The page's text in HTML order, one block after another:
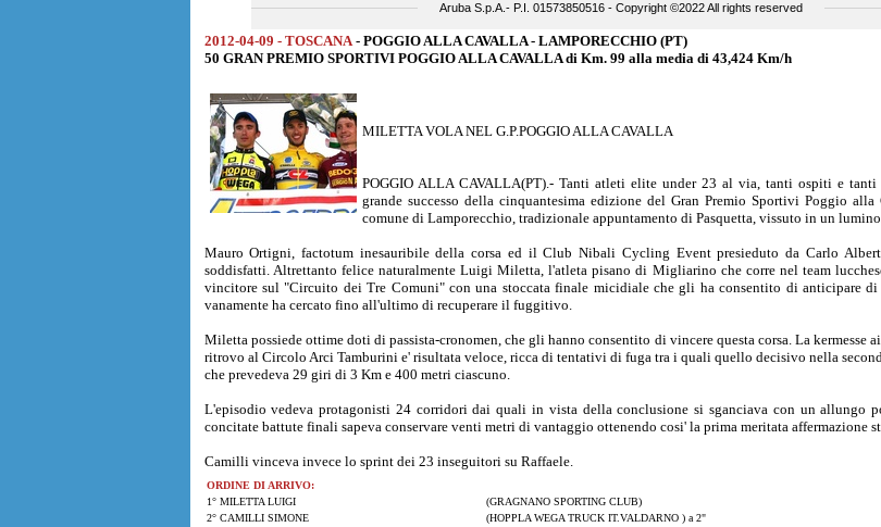
2012-04-09 - TOSCANA - POGGIO ALLA CAVALLA - LAMPORECCHIO (PT)
50 GRAN PREMIO SPORTIVI POGGIO ALLA CAVALLA di Km. 99 alla media di 43,424 Km/h
MILETTA VOLA NEL G.P.POGGIO ALLA CAVALLA
POGGIO ALLA CAVALLA(PT).- Tanti atleti elite under 23 al via, tanti ospiti e
grande successo della cinquantesima edizione del Gran Premio Sportivi Poggio
comune di Lamporecchio, tradizionale appuntamento di Pasquetta, vissuto in un
Mauro Ortigni, factotum inesauribile della corsa ed il Club Nibali Cycling Event presieduto da Carlo
soddisfatti. Altrettanto felice naturalmente Luigi Miletta, l'atleta pisano di Migliarino che corre nel team
vincitore sul "Circuito dei Tre Comuni" con una stoccata finale micidiale che gli ha consentito di anticipare
vanamente ha cercato fino all'ultimo di recuperare il fuggitivo.
Miletta possiede ottime doti di passista-cronomen, che gli hanno consentito di vincere questa corsa. La kermesse
ritrovo al Circolo Arci Tamburini e' risultata veloce, ricca di tentativi di fuga tra i quali quello decisivo nella
che prevedeva 29 giri di 3 Km e 400 metri ciascuno.
L'episodio vedeva protagonisti 24 corridori dai quali in vista della conclusione si sganciava con un allungo
concitate battute finali sapeva conservare venti metri di vantaggio ottenendo cosi' la prima meritata affermazione
Camilli vinceva invece lo sprint dei 23 inseguitori su Raffaele.
ORDINE DI ARRIVO:
1° MILETTA LUIGI
(GRAGNANO SPORTING CLUB)
2° CAMILLI SIMONE
(HOPPLA WEGA TRUCK IT.VALDARNO ) a 2"